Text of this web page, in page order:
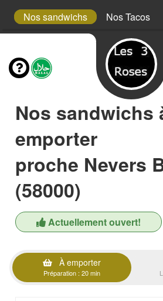
Nos sandwichs Nos Tacos
Nos sandwichs
emporter
proche Nevers
(58000)
Actuellement ouvert!
À emporter
Préparation : 20 min